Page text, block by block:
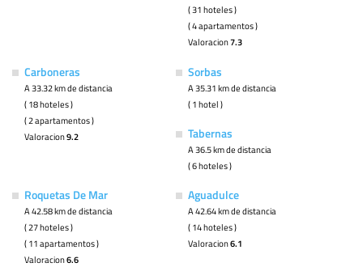
( 31 hoteles )
( 4 apartamentos )
Valoracion7.3
Carboneras
A 33.32 km de distancia
( 18 hoteles )
( 2 apartamentos )
Valoracion9.2
Sorbas
A 35.31 km de distancia
( 1 hotel )
Tabernas
A 36.5 km de distancia
( 6 hoteles )
Roquetas De Mar
A 42.58 km de distancia
( 27 hoteles )
( 11 apartamentos )
Valoracion6.6
Aguadulce
A 42.64 km de distancia
( 14 hoteles )
Valoracion6.1